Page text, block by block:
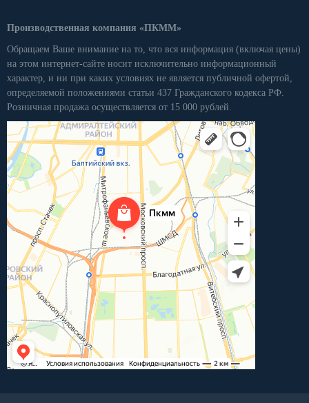
Производственная компания «ПКММ»
Обращаем Ваше внимание на то, что вся информация (включая цены)
на этом интернет-сайте носит исключительно информационный
характер, и ни при каких условиях не является публичной офертой,
определяемой положениями статьи 437 Гражданского кодекса РФ.
Розничная продажа осуществляется от 15 000 рублей.